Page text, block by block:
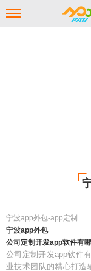
宁波app外包-app定制
宁波app外包
公司定制开发app软件有
公司定制开发app软件
业技术团队的精心打造